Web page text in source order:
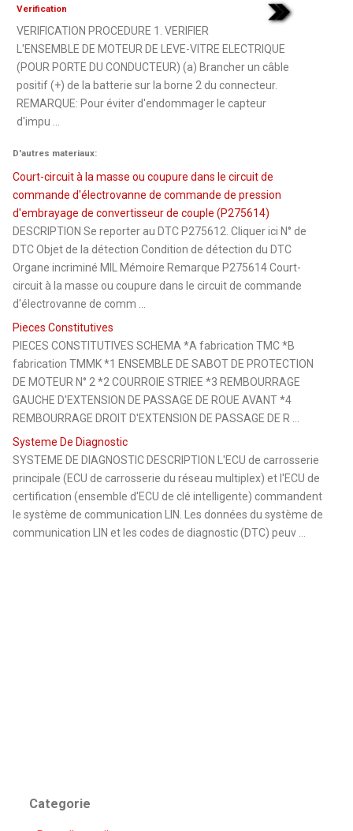
Verification
VERIFICATION PROCEDURE 1. VERIFIER
L'ENSEMBLE DE MOTEUR DE LEVE-VITRE ELECTRIQUE
(POUR PORTE DU CONDUCTEUR) (a) Brancher un câble
positif (+) de la batterie sur la borne 2 du connecteur.
REMARQUE: Pour éviter d'endommager le capteur
d'impu ...
D'autres materiaux:
Court-circuit à la masse ou coupure dans le circuit de
commande d'électrovanne de commande de pression
d'embrayage de convertisseur de couple (P275614)
DESCRIPTION Se reporter au DTC P275612. Cliquer ici N° de
DTC Objet de la détection Condition de détection du DTC
Organe incriminé MIL Mémoire Remarque P275614 Court-
circuit à la masse ou coupure dans le circuit de commande
d'électrovanne de comm ...
Pieces Constitutives
PIECES CONSTITUTIVES SCHEMA *A fabrication TMC *B
fabrication TMMK *1 ENSEMBLE DE SABOT DE PROTECTION
DE MOTEUR N° 2 *2 COURROIE STRIEE *3 REMBOURRAGE
GAUCHE D'EXTENSION DE PASSAGE DE ROUE AVANT *4
REMBOURRAGE DROIT D'EXTENSION DE PASSAGE DE R ...
Systeme De Diagnostic
SYSTEME DE DIAGNOSTIC DESCRIPTION L'ECU de carrosserie
principale (ECU de carrosserie du réseau multiplex) et l'ECU de
certification (ensemble d'ECU de clé intelligente) commandent
le système de communication LIN. Les données du système de
communication LIN et les codes de diagnostic (DTC) peuv ...
Categorie